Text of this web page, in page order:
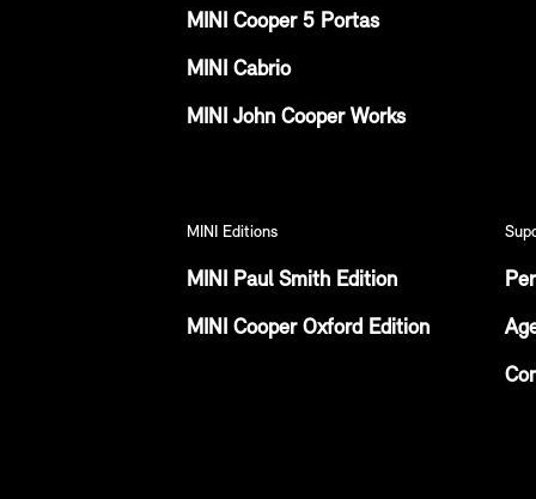
MINI Cooper 5 Portas
MINI Cabrio
MINI John Cooper Works
MINI Editions
MINI Paul Smith Edition
MINI Cooper Oxford Edition